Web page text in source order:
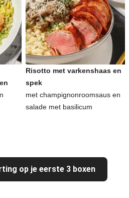
Risotto met varkenshaas en
spek
met champignonroomsaus en
salade met basilicum
op je eerste 3 boxen